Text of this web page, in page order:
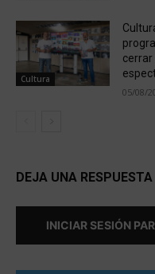
Cultura
cerrar
05/08/
DEJA UNA RESPUESTA
INICIAR SESIÓN